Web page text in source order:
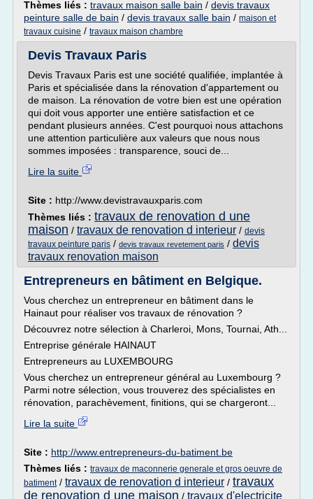
Thèmes liés : travaux maison salle bain / devis travaux
peinture salle de bain / devis travaux salle bain / maison et
travaux cuisine / travaux maison chambre
Devis Travaux Paris
Devis Travaux Paris est une société qualifiée, implantée à
Paris et spécialisée dans la rénovation d'appartement ou
de maison. La rénovation de votre bien est une opération
qui doit vous apporter une entière satisfaction et ce
pendant plusieurs années. C'est pourquoi nous attachons
une attention particulière aux valeurs que nous nous
sommes imposées : transparence, souci de...
Lire la suite
Site : http://www.devistravauxparis.com
Thèmes liés : travaux de renovation d une
maison / travaux de renovation d interieur / devis
travaux peinture paris / devis travaux revetement paris / devis
travaux renovation maison
Entrepreneurs en bâtiment en Belgique.
Vous cherchez un entrepreneur en bâtiment dans le
Hainaut pour réaliser vos travaux de rénovation ?
Découvrez notre sélection à Charleroi, Mons, Tournai, Ath...
Entreprise générale HAINAUT
Entrepreneurs au LUXEMBOURG
Vous cherchez un entrepreneur général au Luxembourg ?
Parmi notre sélection, vous trouverez des spécialistes en
rénovation, parachèvement, finitions, qui se chargeront...
Lire la suite
Site : http://www.entrepreneurs-du-batiment.be
Thèmes liés : travaux de maconnerie generale et gros oeuvre de
batiment/ travaux de renovation d interieur / travaux
de renovation d une maison / travaux d'electricite